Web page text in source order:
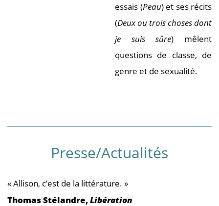
essais (Peau) et ses récits
(Deux ou trois choses dont
je suis sûre) mêlent
questions de classe, de
genre et de sexualité.
Presse/Actualités
« Allison, c’est de la littérature. »
Thomas Stélandre,Libération